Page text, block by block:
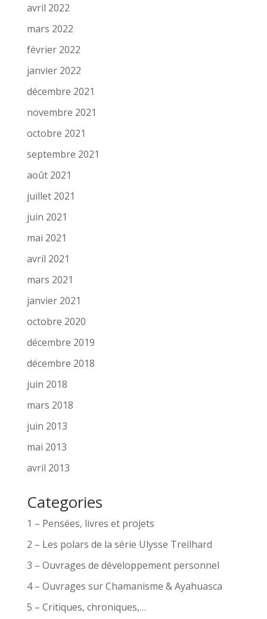
avril 2022
mars 2022
février 2022
janvier 2022
décembre 2021
novembre 2021
octobre 2021
septembre 2021
août 2021
juillet 2021
juin 2021
mai 2021
avril 2021
mars 2021
janvier 2021
octobre 2020
décembre 2019
décembre 2018
juin 2018
mars 2018
juin 2013
mai 2013
avril 2013
Categories
1 – Pensées, livres et projets
2 – Les polars de la série Ulysse Treilhard
3 – Ouvrages de développement personnel
4 – Ouvrages sur Chamanisme & Ayahuasca
5 – Critiques, chroniques,…